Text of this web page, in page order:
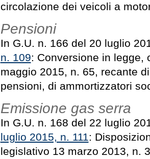
circolazione dei veicoli a
Pensioni
In G.U. n. 166 del 20 luglio
n. 109: Conversione in legge,
maggio 2015, n. 65, recante
pensioni, di ammortizzatori
Emissione gas serra
In G.U. n. 168 del 22 luglio
luglio 2015, n. 111:
legislativo 13 marzo 2013, n.